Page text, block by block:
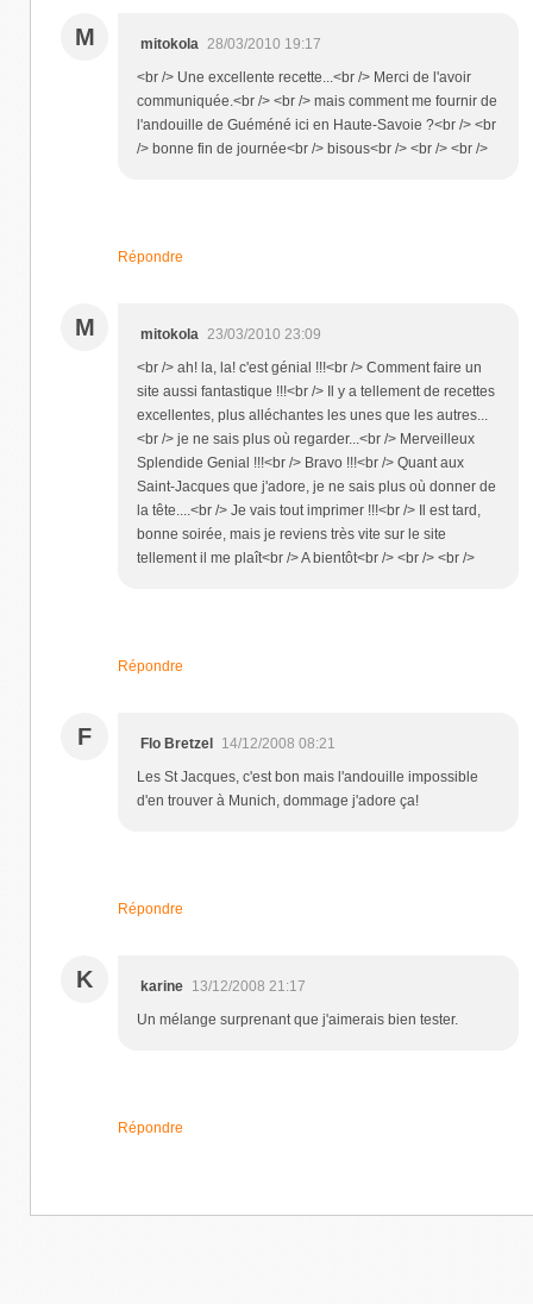
M mitokola
28/03/2010 19:17
<br /> Une excellente recette...<br /> Merci de l'avoir
communiquée.<br /> <br /> mais comment me fournir de
l'andouille de Guéméné ici en Haute-Savoie ?<br /> <br
/> bonne fin de journée<br /> bisous<br /> <br /> <br />
Répondre
M mitokola
23/03/2010 23:09
<br /> ah! la, la! c'est génial !!!<br /> Comment faire un
site aussi fantastique !!!<br /> Il y a tellement de recettes
excellentes, plus alléchantes les unes que les autres...
<br /> je ne sais plus où regarder...<br /> Merveilleux
Splendide Genial !!!<br /> Bravo !!!<br /> Quant aux
Saint-Jacques que j'adore, je ne sais plus où donner de
la tête....<br /> Je vais tout imprimer !!!<br /> Il est tard,
bonne soirée, mais je reviens très vite sur le site
tellement il me plaît<br /> A bientôt<br /> <br /> <br />
Répondre
F Flo Bretzel 14/12/2008 08:21
Les St Jacques, c'est bon mais l'andouille impossible
d'en trouver à Munich, dommage j'adore ça!
Répondre
K karine 13/12/2008 21:17
Un mélange surprenant que j'aimerais bien tester.
Répondre